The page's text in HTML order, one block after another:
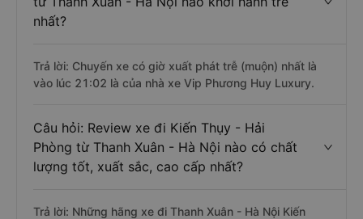
nhất?
Trả lời: Chuyến xe có giờ xuất phát trễ (muộn) nhất là
vào lúc 21:02 là của nhà xe Vip Phương Huy Luxury.
Câu hỏi: Review xe đi Kiến Thụy - Hải
Phòng từ Thanh Xuân - Hà Nội nào có chất
lượng tốt, xuất sắc, cao cấp nhất?
Trả lời: Những hãng xe đi Thanh Xuân - Hà Nội Kiến